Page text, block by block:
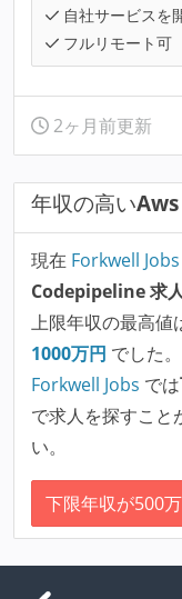
自社サービスを
フルリモート可
2ヶ月前更新
年収の高い
現在 Forkwell Jobs
Codepipeline 求
上限年収の最高値
1000万円 でした。
Forkwell Jobs では
で求人を探すこと
い。
下限年収が500